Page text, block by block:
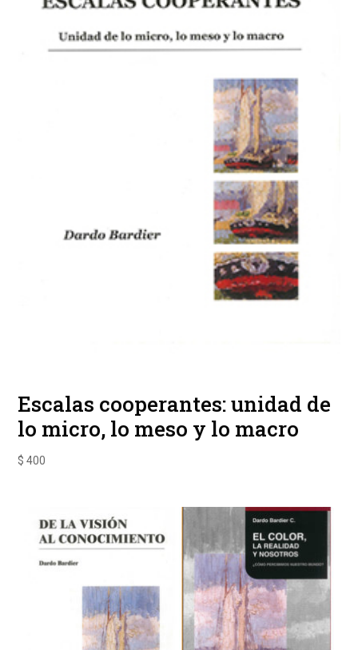
Escalas cooperantes: unidad de
lo micro, lo meso y lo macro
$ 400